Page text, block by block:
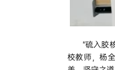
“硫入胶
校教师，杨